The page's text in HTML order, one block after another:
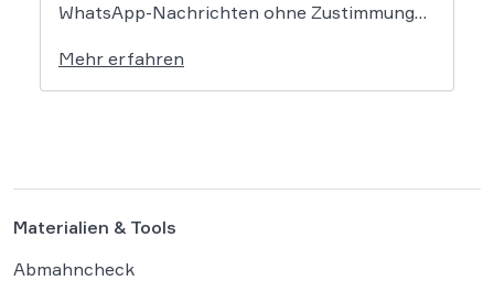
WhatsApp-Nachrichten ohne Zustimmung
auf extrem dünnem Eis. Der
Bundesgerichtshof befasst sich derzeit mit
Mehr erfahren
Materialien & Tools
Abmahncheck